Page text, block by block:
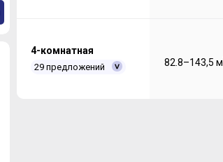
4-комнатная
29 предложений 82.8–143,5 м